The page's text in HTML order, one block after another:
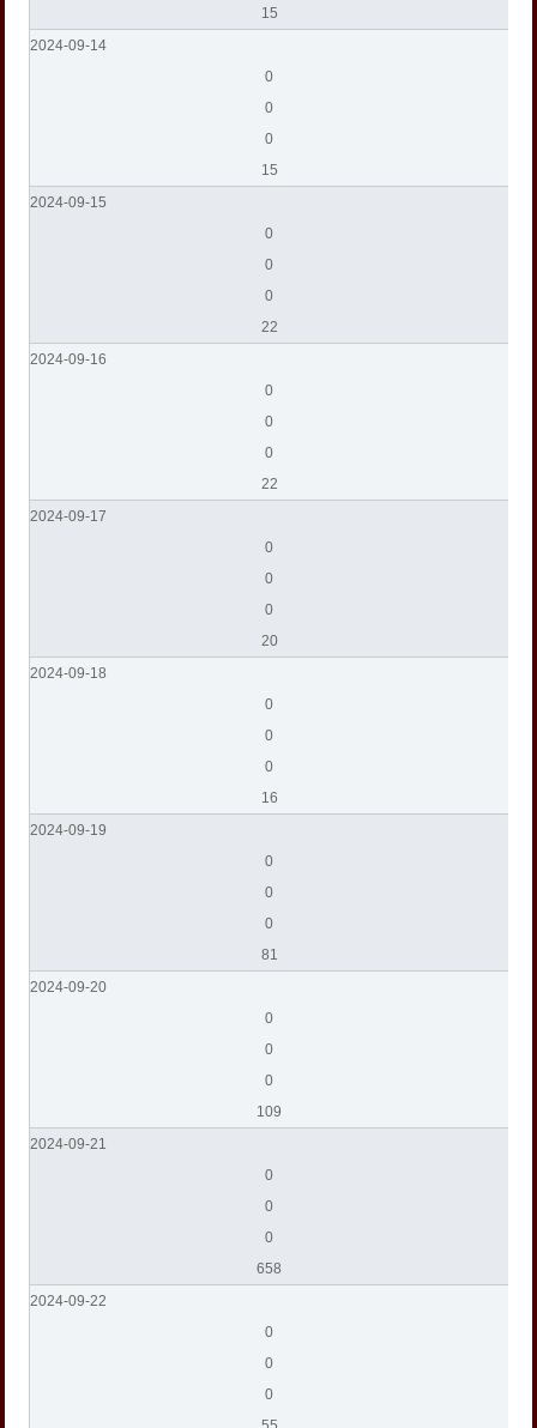
15
2024-09-14
0
0
0
15
2024-09-15
0
0
0
22
2024-09-16
0
0
0
22
2024-09-17
0
0
0
20
2024-09-18
0
0
0
16
2024-09-19
0
0
0
81
2024-09-20
0
0
0
109
2024-09-21
0
0
0
658
2024-09-22
0
0
0